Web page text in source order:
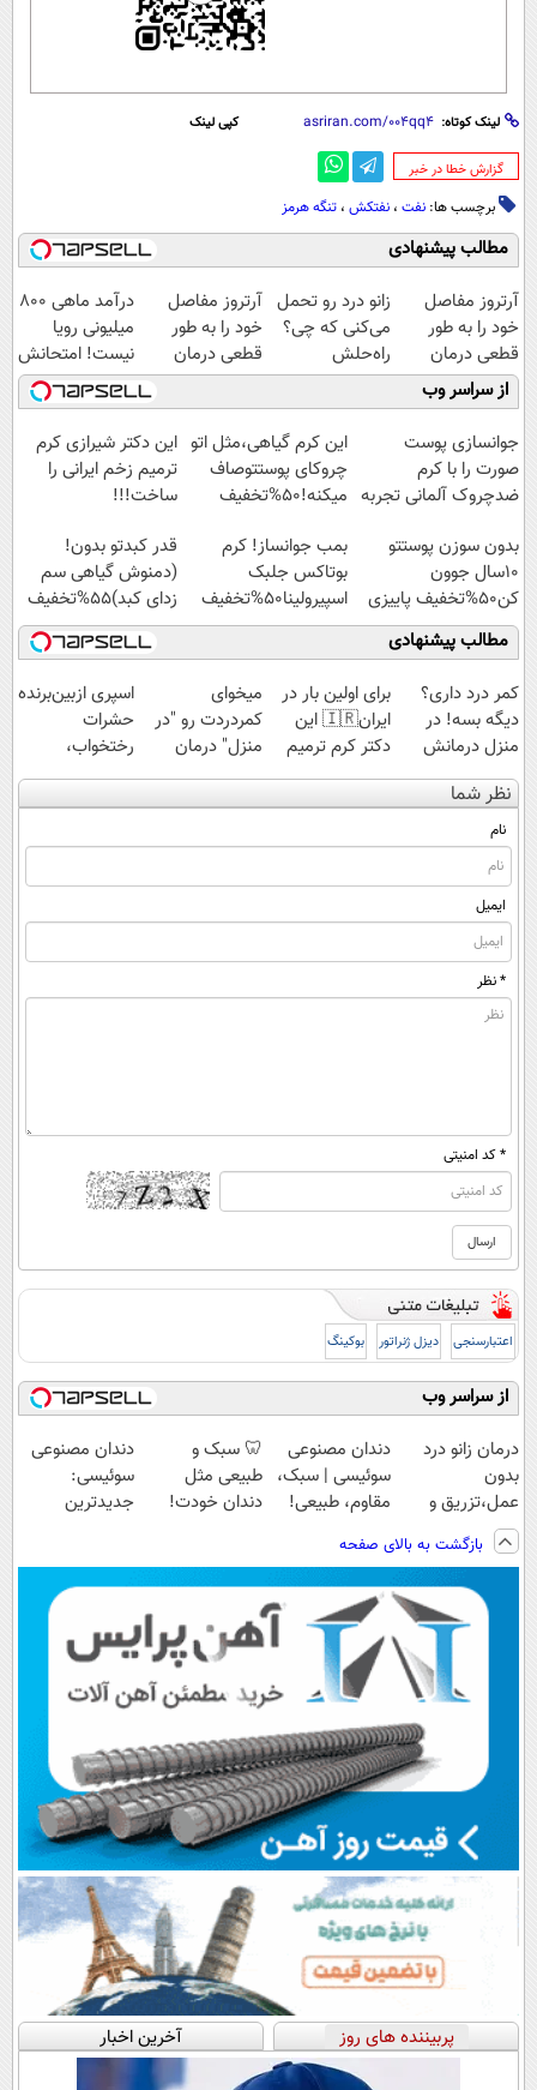
لینک کوتاه: کپی لینک
‌گزارش خطا در خبر
برچسب ها: نفت ، نفتکش ، تنگه هرمز
مطالب پیشنهادی
آرتروز مفاصل
خود را به طور
قطعی درمان
کنید!
◂پرسش‌نامه▸
زانو درد رو تحمل
می‌کنی که چی؟
راه‌حلش
همین‌جاست!
آرتروز مفاصل
خود را به طور
قطعی درمان
کنید!
◗پرسش‌نامه◖
درآمد ماهی 800
میلیونی رویا
نیست! امتحانش
مجانیه😉
از سراسر وب
جوانسازی پوست
صورت را با کرم
ضدچروک آلمانی تجربه
این کرم گیاهی،مثل اتو
چروکای پوستتوصاف
میکنه!50%تخفیف
این دکتر شیرازی کرم
ترمیم زخم ایرانی را
ساخت!!!
بدون سوزن پوستتو
10سال جوون
کن50%تخفیف پاییزی
بمب جوانساز! کرم
بوتاکس جلبک
اسپیرولینا50%تخفیف
قدر کبدتو بدون!
(دمنوش گیاهی سم
زدای کبد)55%تخفیف
مطالب پیشنهادی
کمر درد داری؟
دیگه بسه! در
منزل درمانش
کن
(◀پرسش‌نامه)
برای اولین بار در
ایران🇮🇷 این
دکتر کرم ترمیم
کننده 23 روزه
ساخت!
میخوای
کمردردت رو "در
منزل" درمان
کنی؟ (◂فیلم +
◂پرسش‌نامه)
اسپری ازبین‌برنده
حشرات
رختخواب،
مناسب برای
مقابله با انواع
نظر شما
نام
ایمیل
* نظر
* کد امنیتی
اعتبارسنجی دیزل ژنراتور بوکینگ
از سراسر وب
درمان زانو درد
بدون
عمل،تزریق و
دارو
(◂پرسش‌نامه)
دندان مصنوعی
سوئیسی | سبک،
مقاوم، طبیعی!
رایگان+پرداخت
اقساطی😍
🦷 سبک و
طبیعی مثل
دندان خودت!
💳 📍 تهران
دندان مصنوعی
سوئیسی:
جدیدترین
پرداخت قسطی
بازگشت به بالای صفحه
پربیننده های روز آخرین اخبار